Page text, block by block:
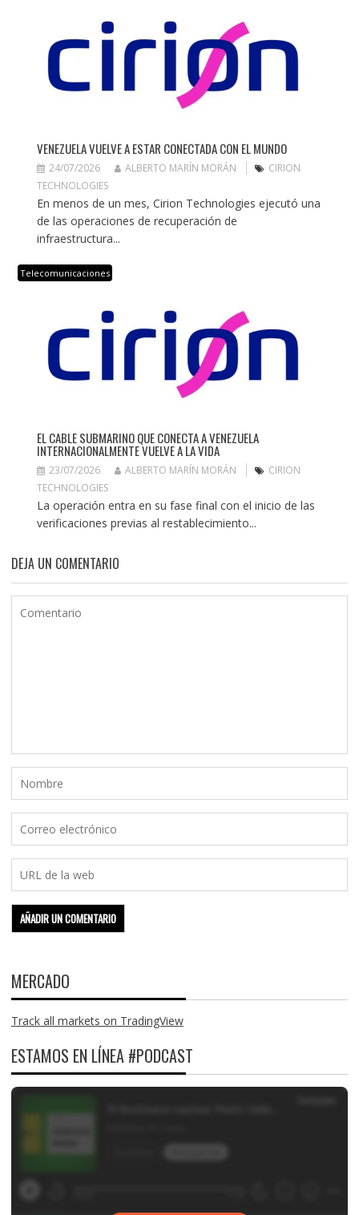
VENEZUELA VUELVE A ESTAR CONECTADA CON EL MUNDO
24/07/2026 ALBERTO MARÍN MORÁN
CIRION
TECHNOLOGIES
En menos de un mes, Cirion Technologies ejecutó una
de las operaciones de recuperación de
infraestructura...
Telecomunicaciones
EL CABLE SUBMARINO QUE CONECTA A VENEZUELA
INTERNACIONALMENTE VUELVE A LA VIDA
23/07/2026 ALBERTO MARÍN MORÁN
CIRION
TECHNOLOGIES
La operación entra en su fase final con el inicio de las
verificaciones previas al restablecimiento...
DEJA UN COMENTARIO
MERCADO
Track all markets on TradingView
ESTAMOS EN LÍNEA #PODCAST